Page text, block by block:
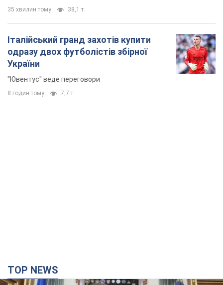
35 хвилин тому 38,1 т.
Італійський гранд захотів купити
одразу двох футболістів збірної
України
"Ювентус" веде переговори
8 годин тому 7,7 т.
TOP NEWS